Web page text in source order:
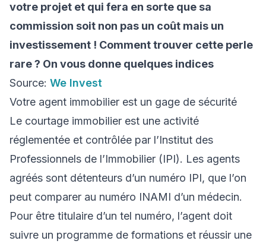
votre projet et qui fera en sorte que sa
commission soit non pas un coût mais un
investissement ! Comment trouver cette perle
rare ? On vous donne quelques indices
Source: We Invest
Votre agent immobilier est un gage de sécurité
Le courtage immobilier est une activité
réglementée et contrôlée par l’Institut des
Professionnels de l’Immobilier (IPI). Les agents
agréés sont détenteurs d’un numéro IPI, que l’on
peut comparer au numéro INAMI d’un médecin.
Pour être titulaire d’un tel numéro, l’agent doit
suivre un programme de formations et réussir une